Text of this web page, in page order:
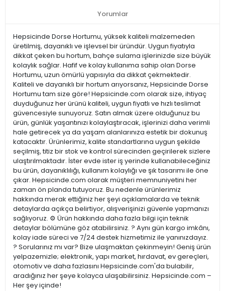
Yorumlar
Hepsicinde Dorse Hortumu, yüksek kaliteli malzemeden
üretilmiş, dayanıklı ve işlevsel bir üründür. Uygun fiyatıyla
dikkat çeken bu hortum, bahçe sulama işlerinizde size büyük
kolaylık sağlar. Hafif ve kolay kullanıma sahip olan Dorse
Hortumu, uzun ömürlü yapısıyla da dikkat çekmektedir.
Kaliteli ve dayanıklı bir hortum arıyorsanız, Hepsicinde Dorse
Hortumu tam size göre! Hepsicinde.com olarak size, ihtiyaç
duyduğunuz her ürünü kaliteli, uygun fiyatlı ve hızlı teslimat
güvencesiyle sunuyoruz. Satın almak üzere olduğunuz bu
ürün, günlük yaşantınızı kolaylaştıracak, işlerinizi daha verimli
hale getirecek ya da yaşam alanlarınıza estetik bir dokunuş
katacaktır. Ürünlerimiz, kalite standartlarına uygun şekilde
seçilmiş, titiz bir stok ve kontrol sürecinden geçirilerek sizlere
ulaştırılmaktadır. İster evde ister iş yerinde kullanabileceğiniz
bu ürün, dayanıklılığı, kullanım kolaylığı ve şık tasarımı ile öne
çıkar. Hepsicinde.com olarak müşteri memnuniyetini her
zaman ön planda tutuyoruz. Bu nedenle ürünlerimiz
hakkında merak ettiğiniz her şeyi açıklamalarda ve teknik
detaylarda açıkça belirtiyor, alışverişinizi güvenle yapmanızı
sağlıyoruz. ⚙️ Ürün hakkında daha fazla bilgi için teknik
detaylar bölümüne göz atabilirsiniz. ? Aynı gün kargo imkânı,
kolay iade süreci ve 7/24 destek hizmetimiz ile yanınızdayız.
? Sorularınız mı var? Bize ulaşmaktan çekinmeyin! Geniş ürün
yelpazemizle; elektronik, yapı market, hırdavat, ev gereçleri,
otomotiv ve daha fazlasını Hepsicinde.com'da bulabilir,
aradığınız her şeye kolayca ulaşabilirsiniz. Hepsicinde.com –
Her şey içinde!